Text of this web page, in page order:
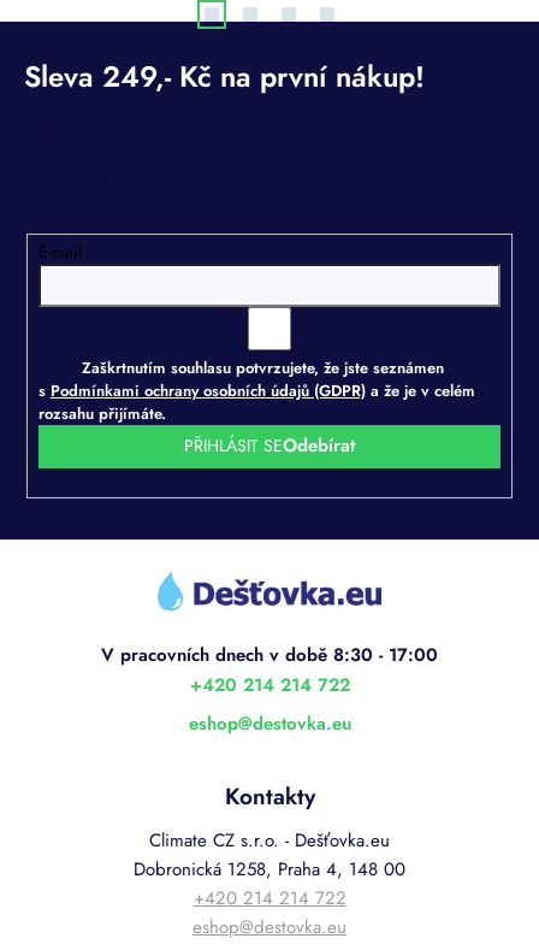
E-mail
Zaškrtnutím souhlasu potvrzujete, že jste seznámen
s Podmínkami ochrany osobních údajů (GDPR)a že je v celém
rozsahu přijímáte.
PŘIHLÁSIT SE
Z
eshop@destovka.eu
+420 214 214 722
Kontakty
Climate CZ s.r.o. - Dešťovka.eu
Dobronická 1258, Praha 4, 148 00
+420 214 214 722
eshop@destovka.eu